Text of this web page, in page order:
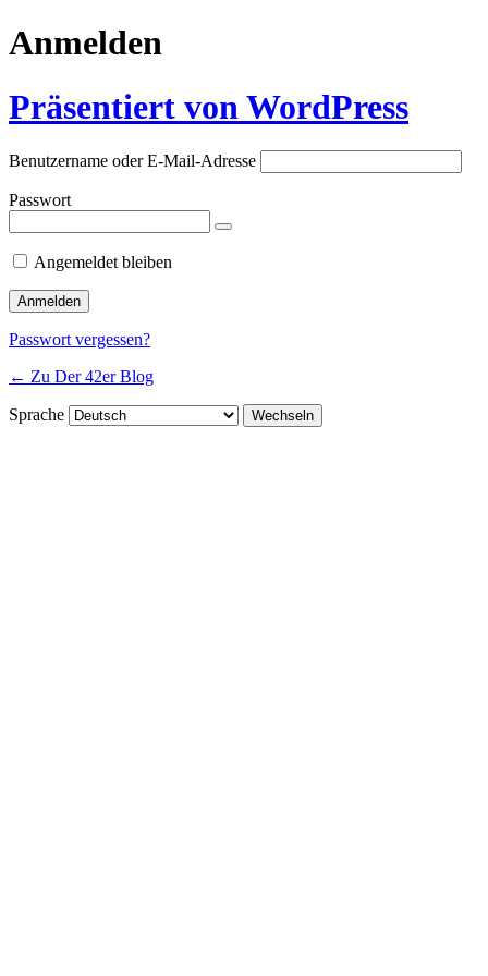
Anmelden
Präsentiert von WordPress
Benutzername oder E-Mail-Adresse
Passwort
Angemeldet bleiben
Passwort vergessen?
← Zu Der 42er Blog
Sprache